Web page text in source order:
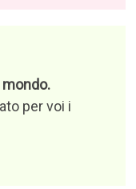
per voi i